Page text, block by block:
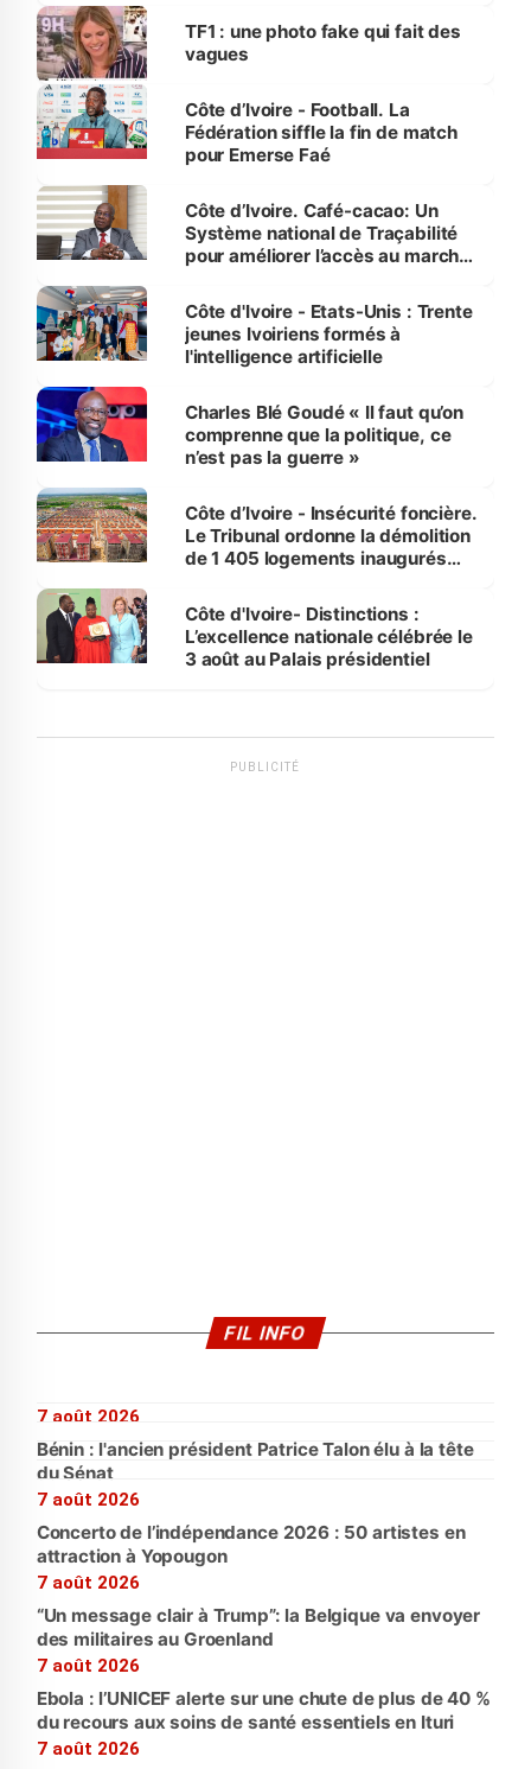
sur la scène internationale »
TF1 : une photo fake qui fait des
vagues
Côte d’Ivoire - Football. La
Fédération siffle la fin de match
pour Emerse Faé
Côte d’Ivoire. Café-cacao: Un
Système national de Traçabilité
pour améliorer l’accès au marché
Côte d'Ivoire - Etats-Unis : Trente
jeunes Ivoiriens formés à
l'intelligence artificielle
Charles Blé Goudé « Il faut qu’on
comprenne que la politique, ce
n’est pas la guerre »
Côte d’Ivoire - Insécurité foncière.
Le Tribunal ordonne la démolition
de 1 405 logements inaugurés
Bassam
Côte d'Ivoire- Distinctions :
L’excellence nationale célébrée le
3 août au Palais présidentiel
PUBLICITÉ
FIL INFO
7 août 2026
Bénin : l'ancien président Patrice Talon élu à la tête
du Sénat
7 août 2026
Concerto de l’indépendance 2026 : 50 artistes en
attraction à Yopougon
7 août 2026
“Un message clair à Trump”: la Belgique va envoyer
des militaires au Groenland
7 août 2026
Ebola : l’UNICEF alerte sur une chute de plus de 40 %
du recours aux soins de santé essentiels en Ituri
7 août 2026